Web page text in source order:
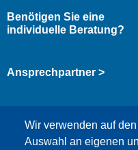
Wir verwenden auf
Auswahl an eigenen
Benötigen Sie eine
individuelle Beratung?
Ansprechpartner >